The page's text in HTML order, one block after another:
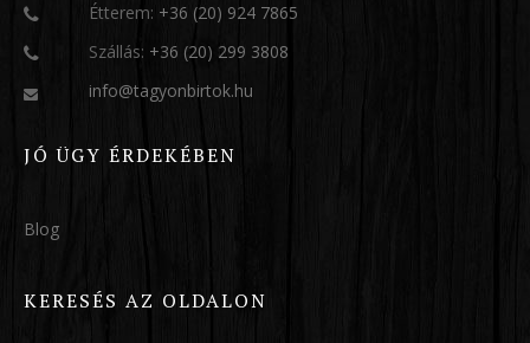
Étterem: +36 (20) 924 7865
Szállás: +36 (20) 299 3808
info@tagyonbirtok.hu
JÓ ÜGY ÉRDEKÉBEN
Blog
KERESÉS AZ OLDALON